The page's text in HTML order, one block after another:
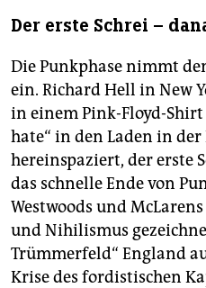
Der erste Schrei –
Die Punkphase nimmt
ein. Richard Hell in New
in einem Pink-Floyd-
hate“ in den Laden in der
hereinspaziert, der erste
das schnelle Ende von
Westwoods und
und Nihilismus
Trümmerfeld“ England
Krise des fordistischen